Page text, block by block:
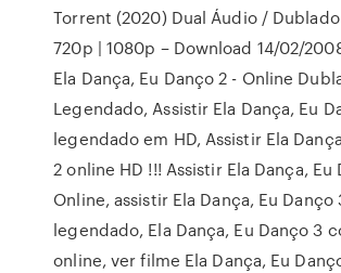
Torrent (2020) Dual Áudio /
720p | 1080p – Download 14/02/
Ela Dança, Eu Danço 2 - Online
Legendado, Assistir Ela Dança, Eu
legendado em HD, Assistir Ela
2 online HD !!! Assistir Ela Dança, Eu
Online, assistir Ela Dança, Eu
legendado, Ela Dança, Eu Danço 3
online, ver filme Ela Dança, Eu